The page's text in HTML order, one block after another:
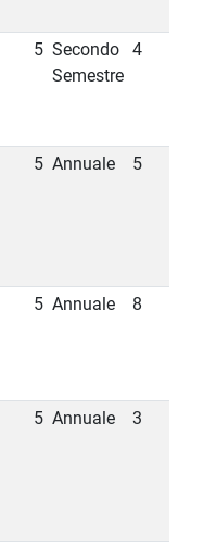
5 Secondo
Semestre
4
5 Annuale 5
5 Annuale 8
5 Annuale 3